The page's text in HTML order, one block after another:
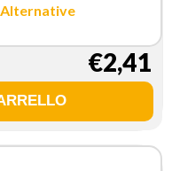
Alternative
€2,41